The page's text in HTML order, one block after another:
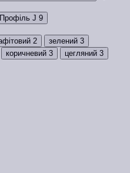
Профіль J 9
2 зелений 3
коричневий 3 цегляний 3